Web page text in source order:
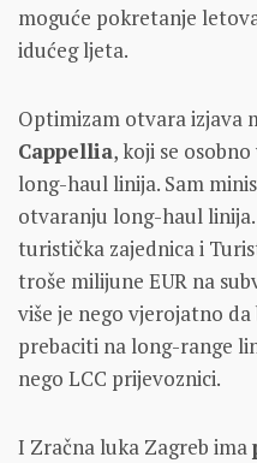
moguće pokretanje
idućeg ljeta.
Optimizam otvara izjava
Cappellia, koji se
long-haul linija. Sam
otvaranju long-haul
turistička zajednica i
troše milijune EUR na
više je nego vjerojatno
prebaciti na long-range
nego LCC prijevoznici.
I Zračna luka Zagreb ima